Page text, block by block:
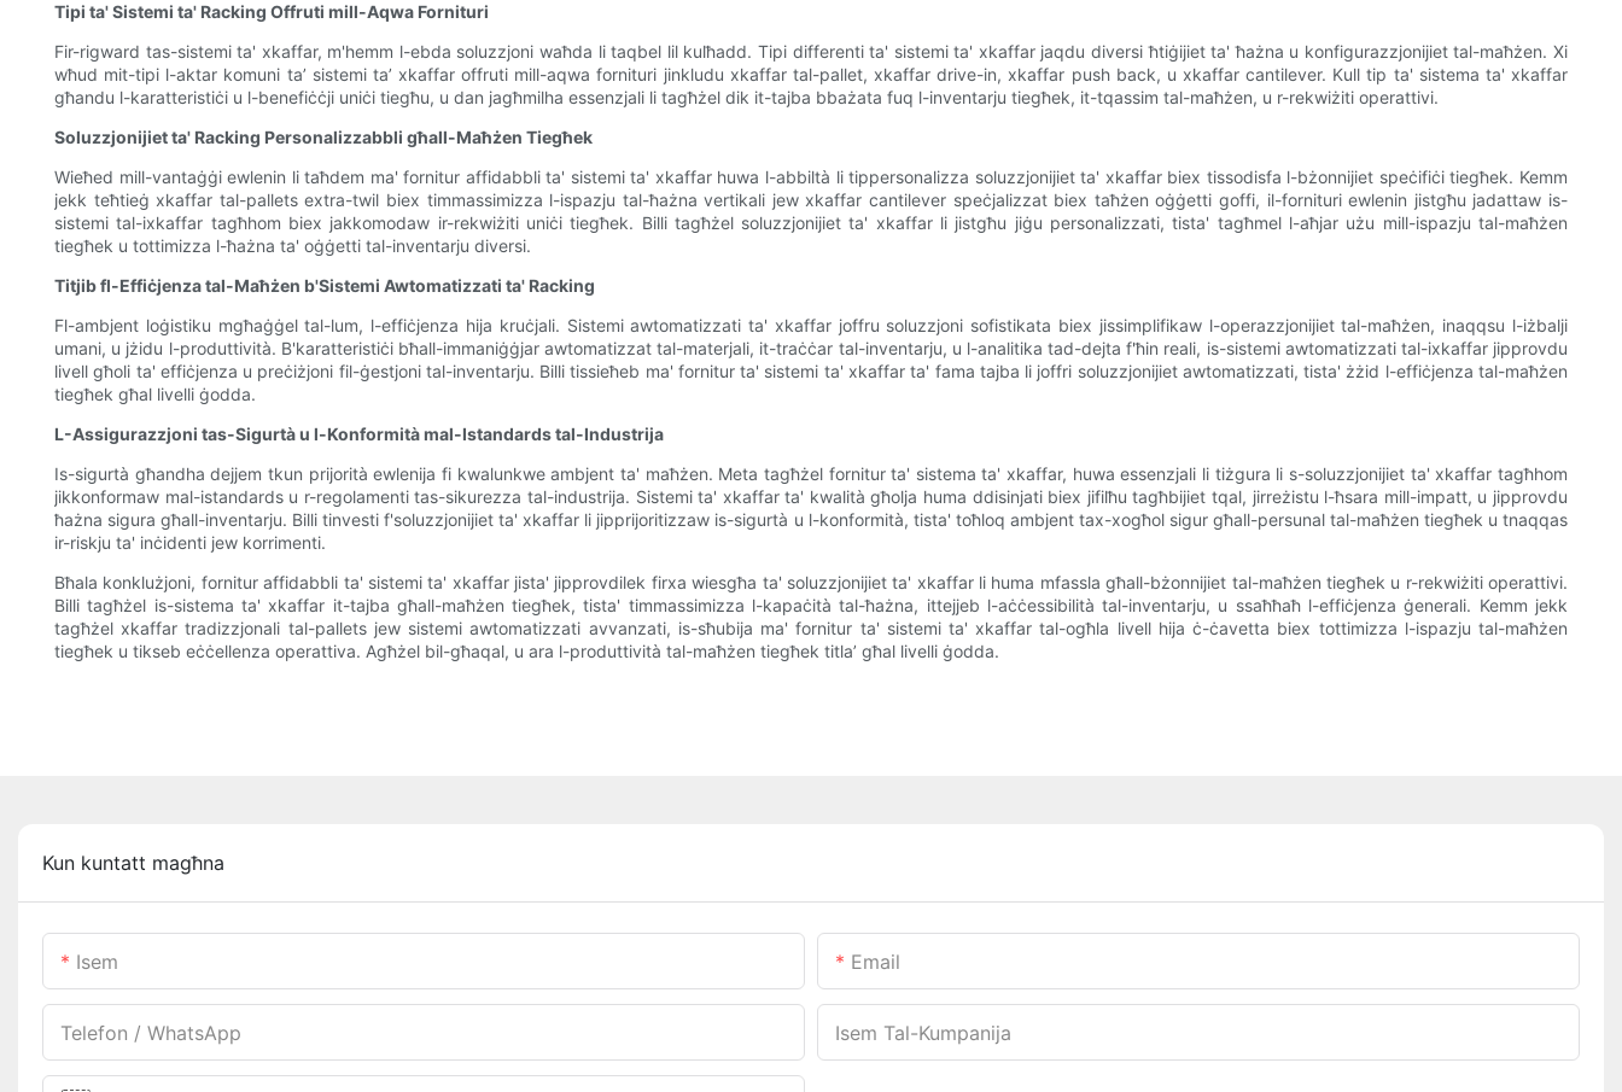
Tipi ta' Sistemi ta' Racking Offruti mill-Aqwa Fornituri
Fir-rigward tas-sistemi ta' xkaffar, m'hemm l-ebda soluzzjoni waħda li taqbel lil kulħadd. Tipi differenti ta' sistemi ta' xkaffar jaqdu diversi ħtiġijiet ta' ħażna u konfigurazzjonijiet tal-maħżen. Xi
wħud mit-tipi l-aktar komuni ta’ sistemi ta’ xkaffar offruti mill-aqwa fornituri jinkludu xkaffar tal-pallet, xkaffar drive-in, xkaffar push back, u xkaffar cantilever. Kull tip ta' sistema ta' xkaffar
għandu l-karatteristiċi u l-benefiċċji uniċi tiegħu, u dan jagħmilha essenzjali li tagħżel dik it-tajba bbażata fuq l-inventarju tiegħek, it-tqassim tal-maħżen, u r-rekwiżiti operattivi.
Soluzzjonijiet ta' Racking Personalizzabbli għall-Maħżen Tiegħek
Wieħed mill-vantaġġi ewlenin li taħdem ma' fornitur affidabbli ta' sistemi ta' xkaffar huwa l-abbiltà li tippersonalizza soluzzjonijiet ta' xkaffar biex tissodisfa l-bżonnijiet speċifiċi tiegħek. Kemm
jekk teħtieġ xkaffar tal-pallets extra-twil biex timmassimizza l-ispazju tal-ħażna vertikali jew xkaffar cantilever speċjalizzat biex taħżen oġġetti goffi, il-fornituri ewlenin jistgħu jadattaw is-
sistemi tal-ixkaffar tagħhom biex jakkomodaw ir-rekwiżiti uniċi tiegħek. Billi tagħżel soluzzjonijiet ta' xkaffar li jistgħu jiġu personalizzati, tista' tagħmel l-aħjar użu mill-ispazju tal-maħżen
tiegħek u tottimizza l-ħażna ta' oġġetti tal-inventarju diversi.
Titjib fl-Effiċjenza tal-Maħżen b'Sistemi Awtomatizzati ta' Racking
Fl-ambjent loġistiku mgħaġġel tal-lum, l-effiċjenza hija kruċjali. Sistemi awtomatizzati ta' xkaffar joffru soluzzjoni sofistikata biex jissimplifikaw l-operazzjonijiet tal-maħżen, inaqqsu l-iżbalji
umani, u jżidu l-produttività. B'karatteristiċi bħall-immaniġġjar awtomatizzat tal-materjali, it-traċċar tal-inventarju, u l-analitika tad-dejta f'ħin reali, is-sistemi awtomatizzati tal-ixkaffar jipprovdu
livell għoli ta' effiċjenza u preċiżjoni fil-ġestjoni tal-inventarju. Billi tissieħeb ma' fornitur ta' sistemi ta' xkaffar ta' fama tajba li joffri soluzzjonijiet awtomatizzati, tista' żżid l-effiċjenza tal-maħżen
tiegħek għal livelli ġodda.
L-Assigurazzjoni tas-Sigurtà u l-Konformità mal-Istandards tal-Industrija
Is-sigurtà għandha dejjem tkun prijorità ewlenija fi kwalunkwe ambjent ta' maħżen. Meta tagħżel fornitur ta' sistema ta' xkaffar, huwa essenzjali li tiżgura li s-soluzzjonijiet ta' xkaffar tagħhom
jikkonformaw mal-istandards u r-regolamenti tas-sikurezza tal-industrija. Sistemi ta' xkaffar ta' kwalità għolja huma ddisinjati biex jifilħu tagħbijiet tqal, jirreżistu l-ħsara mill-impatt, u jipprovdu
ħażna sigura għall-inventarju. Billi tinvesti f'soluzzjonijiet ta' xkaffar li jipprijoritizzaw is-sigurtà u l-konformità, tista' toħloq ambjent tax-xogħol sigur għall-persunal tal-maħżen tiegħek u tnaqqas
ir-riskju ta' inċidenti jew korrimenti.
Bħala konklużjoni, fornitur affidabbli ta' sistemi ta' xkaffar jista' jipprovdilek firxa wiesgħa ta' soluzzjonijiet ta' xkaffar li huma mfassla għall-bżonnijiet tal-maħżen tiegħek u r-rekwiżiti operattivi.
Billi tagħżel is-sistema ta' xkaffar it-tajba għall-maħżen tiegħek, tista' timmassimizza l-kapaċità tal-ħażna, ittejjeb l-aċċessibilità tal-inventarju, u ssaħħaħ l-effiċjenza ġenerali. Kemm jekk
tagħżel xkaffar tradizzjonali tal-pallets jew sistemi awtomatizzati avvanzati, is-sħubija ma' fornitur ta' sistemi ta' xkaffar tal-ogħla livell hija ċ-ċavetta biex tottimizza l-ispazju tal-maħżen
tiegħek u tikseb eċċellenza operattiva. Agħżel bil-għaqal, u ara l-produttività tal-maħżen tiegħek titla’ għal livelli ġodda.
Kun kuntatt magħna
Isem Email
Telefon / WhatsApp Isem Tal-Kumpanija